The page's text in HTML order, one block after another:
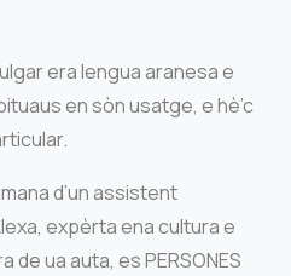
era lengua aranesa e
en sòn usatge, e hè’c
d’un assistent
expèrta ena cultura e
ua auta, es PERSONES